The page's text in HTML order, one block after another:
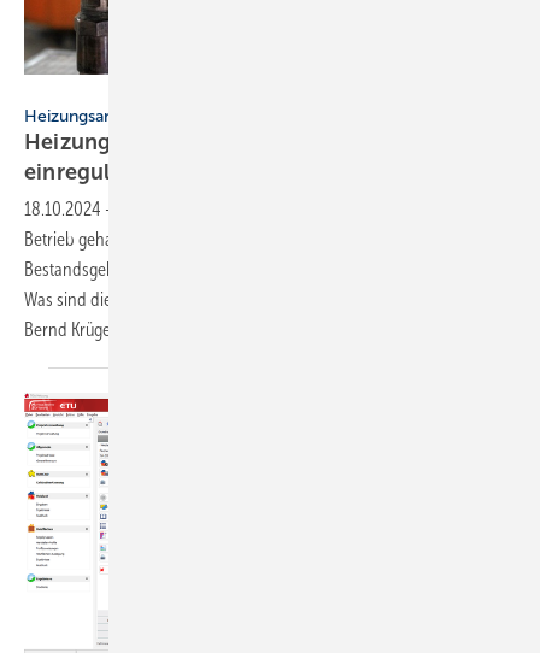
Heizungsanlage
Heizungs­um­wälz­pumpen optimal
ein­regulieren
18.10.2024 -
Betrieb gehalten. Wie findet man die richtige Pumpe für Neubau oder
Bestandsgebäude und worauf muss man beim Einregulieren achten?
Was sind die häufigsten Probleme? Antworten gibt Taconova-Experte
Bernd Krüger.